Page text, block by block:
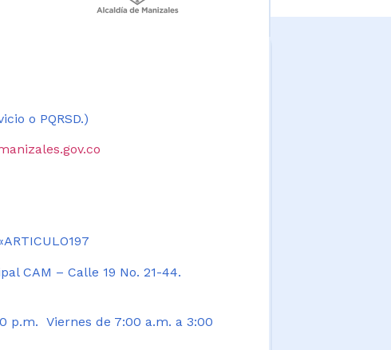
o PQRSD.)
CAM – Calle 19 No. 21-44.
p.m. Viernes de 7:00 a.m. a 3:00